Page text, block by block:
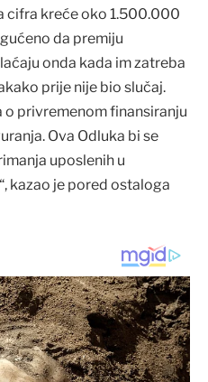
cifra kreće oko 1.500.000
da premiju
onda kada im zatreba
prije nije bio slučaj.
o privremenom finansiranju
Ova Odluka bi se
uposlenih u
kazao je pored ostaloga